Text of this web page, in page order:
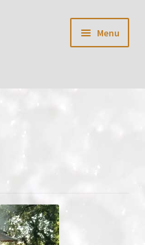
Menu